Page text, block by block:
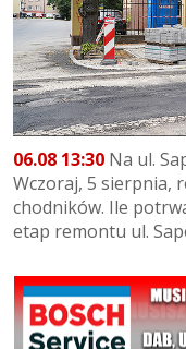
06.08 13:30 Na ul.
Wczoraj, 5 sierpnia,
chodników. Ile
etap remontu ul.